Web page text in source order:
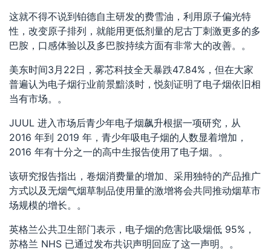
这就不得不说到铂德自主研发的费雪油，利用原子偏光特
性，改变原子排列，就能用更低剂量的尼古丁刺激更多的多
巴胺，口感体验以及多巴胺持续方面有非常大的改善。。
美东时间3月22日，雾芯科技全天暴跌47.84%，但在大家
普遍认为电子烟行业前景黯淡时，悦刻证明了电子烟依旧相
当有市场。。
JUUL 进入市场后青少年电子烟飙升根据一项研究，从
2016 年到 2019 年，青少年吸电子烟的人数显着增加，
2016 年有十分之一的高中生报告使用了电子烟。。
该研究报告指出，卷烟消费量的增加、采用独特的产品推广
方式以及无烟气烟草制品使用量的激增将会共同推动烟草市
场规模的增长。。
英格兰公共卫生部门表示，电子烟的危害比吸烟低 95%，
苏格兰 NHS 已通过发布共识声明回应了这一声明。。